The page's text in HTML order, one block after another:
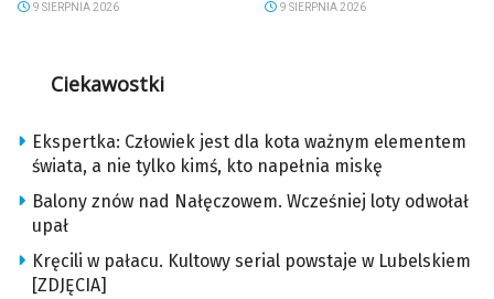
9 SIERPNIA 2026 9 SIERPNIA 2026
Ciekawostki
Ekspertka: Człowiek jest dla kota ważnym elementem
świata, a nie tylko kimś, kto napełnia miskę
Balony znów nad Nałęczowem. Wcześniej loty odwołał
upał
Kręcili w pałacu. Kultowy serial powstaje w Lubelskiem
[ZDJĘCIA]